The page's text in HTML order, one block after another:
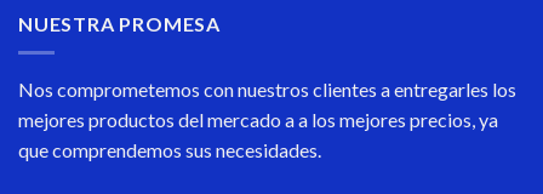
NUESTRA PROMESA
Nos comprometemos con nuestros clientes a entregarles los
mejores productos del mercado a a los mejores precios, ya
que comprendemos sus necesidades.